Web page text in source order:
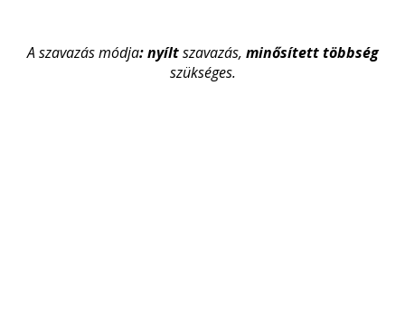
A szavazás módja: nyíltszavazás, minősített többség
szükséges.